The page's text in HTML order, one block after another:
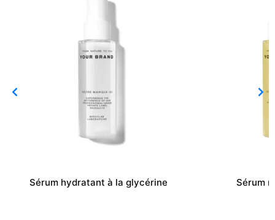
Sérum hydratant à la glycérine Sérum